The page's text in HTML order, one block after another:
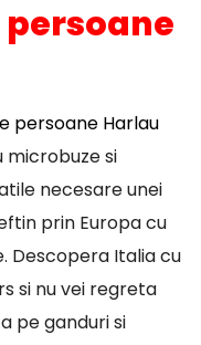
persoane Harlau
si
necesare unei
prin Europa cu
Descopera Italia cu
si nu vei regreta
pe ganduri si